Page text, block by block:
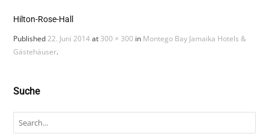
Hilton-Rose-Hall
Published22. Juni 2014at 300 × 300 in Montego Bay Jamaika Hotels &
Gästehäuser.
Suche